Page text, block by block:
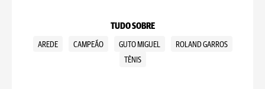
TUDO SOBRE
AREDE CAMPEÃO GUTO MIGUEL
ROLAND GARROS
TÊNIS